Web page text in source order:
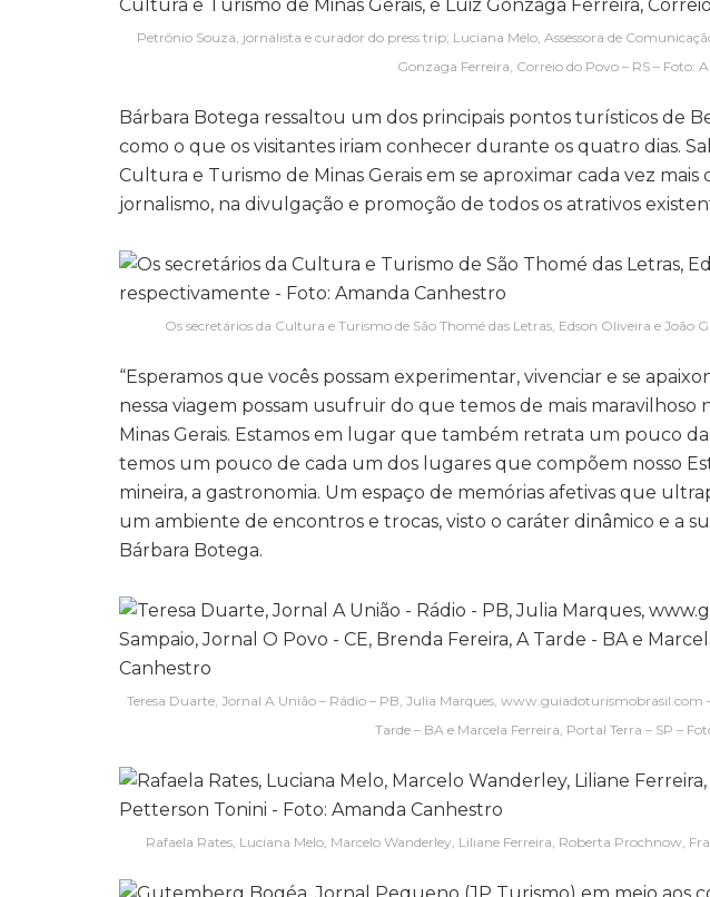
Petrônio Souza, jornalista e curador do press trip; Luciana Melo, Assessora de
Gonzaga Ferreira, Correio do Povo – RS – Foto:
Bárbara Botega ressaltou um dos principais pontos turísticos de
como o que os visitantes iriam conhecer durante os quatro dias.
Cultura e Turismo de Minas Gerais em se aproximar cada vez
jornalismo, na divulgação e promoção de todos os atrativos
Os secretários da Cultura e Turismo de São Thomé das Letras, Edson Oliveira e
“Esperamos que vocês possam experimentar, vivenciar e se
nessa viagem possam usufruir do que temos de mais maravilhoso
Minas Gerais. Estamos em lugar que também retrata um pouco
temos um pouco de cada um dos lugares que compõem nosso
mineira, a gastronomia. Um espaço de memórias afetivas que
um ambiente de encontros e trocas, visto o caráter dinâmico e a
Bárbara Botega.
Teresa Duarte, Jornal A União – Rádio – PB, Julia Marques, www.guiadoturismobrasil.com
Tarde – BA e Marcela Ferreira, Portal Terra – SP –
Rafaela Rates, Luciana Melo, Marcelo Wanderley, Liliane Ferreira, Roberta Prochnow,